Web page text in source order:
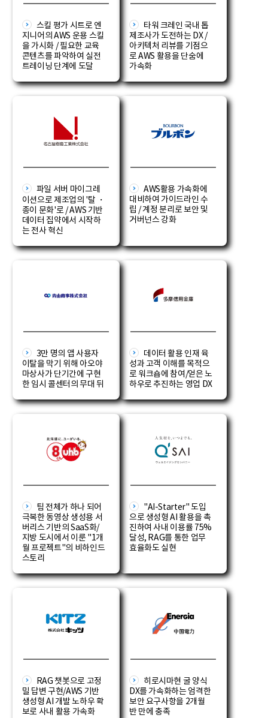
스킬 평가 시트로 엔
지니어의 AWS 운용 스킬
을 가시화 / 필요한 교육
콘텐츠를 파악하여 실전
트레이닝 단계에 도달
타워 크레인 국내 톱
제조사가 도전하는 DX /
아키텍처 리뷰를 기점으
로 AWS 활용을 단숨에
가속화
파일 서버 마이그레
이션으로 제조업의 '탈 ・
종이 문화'로 / AWS 기반
데이터 집약에서 시작하
는 전사 혁신
AWS활용 가속화에
대비하여 가이드라인 수
립 / 계정 분리로 보안 및
거버넌스 강화
3만 명의 앱 사용자
이탈을 막기 위해 아오야
마상사가 단기간에 구현
한 임시 콜센터의 무대 뒤
데이터 활용 인재 육
성과 고객 이해를 목적으
로 워크숍에 참여/얻은 노
하우로 추진하는 영업 DX
팀 전체가 하나 되어
극복한 동영상 생성용 서
버리스 기반의 SaaS화/
지방 도시에서 이룬 "1개
월 프로젝트"의 비하인드
스토리
"AI-Starter" 도입
으로 생성형 AI 활용을 촉
진하여 사내 이용률 75%
달성, RAG를 통한 업무
효율화도 실현
RAG 챗봇으로 고정
밀 답변 구현/AWS 기반
생성형 AI 개발 노하우 확
보로 사내 활용 가속화
히로시마현 굴 양식
DX를 가속화하는 엄격한
보안 요구사항을 2개월
반 만에 충족